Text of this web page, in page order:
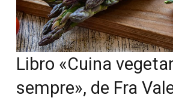
Libro «Cuina
sempre», de Fra